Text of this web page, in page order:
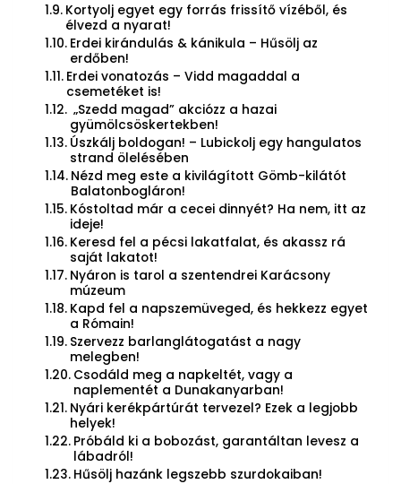
Kortyolj egyet egy forrás frissítő vízéből, és
élvezd a nyarat!
Erdei kirándulás & kánikula – Hűsölj az
erdőben!
Erdei vonatozás – Vidd magaddal a
csemetéket is!
„Szedd magad” akciózz a hazai
gyümölcsöskertekben!
Úszkálj boldogan! – Lubickolj egy hangulatos
strand ölelésében
Nézd meg este a kivilágított Gömb-kilátót
Balatonbogláron!
Kóstoltad már a cecei dinnyét? Ha nem, itt az
ideje!
Keresd fel a pécsi lakatfalat, és akassz rá
saját lakatot!
Nyáron is tarol a szentendrei Karácsony
múzeum
Kapd fel a napszemüveged, és hekkezz egyet
a Rómain!
Szervezz barlanglátogatást a nagy
melegben!
Csodáld meg a napkeltét, vagy a
naplementét a Dunakanyarban!
Nyári kerékpártúrát tervezel? Ezek a legjobb
helyek!
Próbáld ki a bobozást, garantáltan levesz a
lábadról!
Hűsölj hazánk legszebb szurdokaiban!